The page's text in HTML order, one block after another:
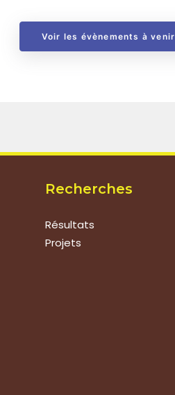
Voir les évènements à venir
Recherches
Résultats
Projets